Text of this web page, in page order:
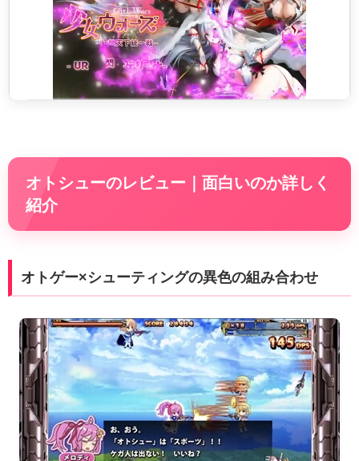
オトシューのレビュー｜面白いのか詳しく
紹介
オトゲー×シューティングの異色の組み合わせ